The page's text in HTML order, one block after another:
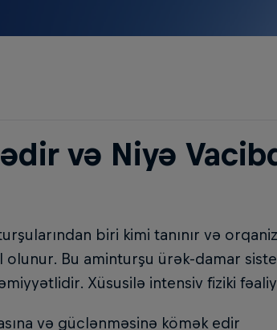
və Niyə
biri kimi tanınır və
olunur. Bu aminturşu ürək-damar
Xüsusilə intensiv fiziki
və güclənməsinə kömək edir